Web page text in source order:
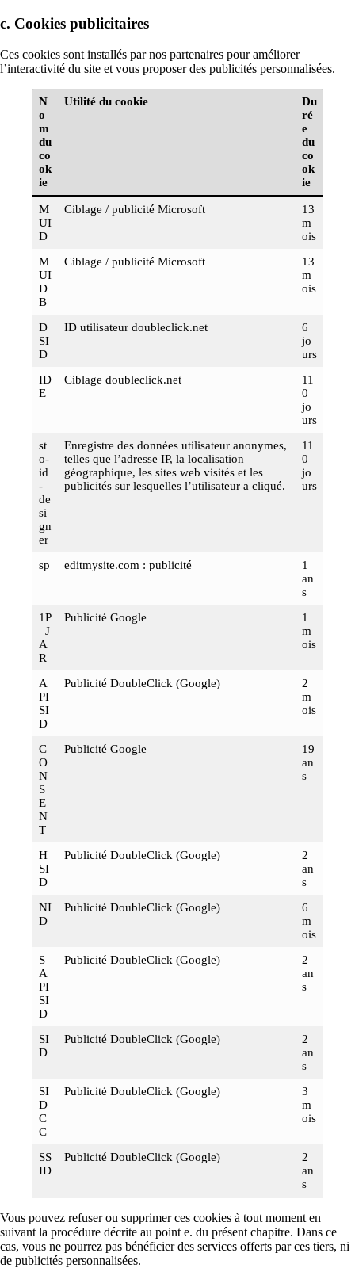
c. Cookies publicitaires
Ces cookies sont installés par nos partenaires pour améliorer
l’interactivité du site et vous proposer des publicités personnalisées.
N
o
m
du
co
ok
ie
Utilité du cookie
Du
ré
e
du
co
ok
ie
M
UI
D
Ciblage / publicité Microsoft
13
m
ois
M
UI
D
B
Ciblage / publicité Microsoft
13
m
ois
D
SI
D
ID utilisateur doubleclick.net
6
jo
urs
ID
E
Ciblage doubleclick.net
11
0
jo
urs
st
o-
id
-
de
si
gn
er
Enregistre des données utilisateur anonymes,
telles que l’adresse IP, la localisation
géographique, les sites web visités et les
publicités sur lesquelles l’utilisateur a cliqué.
11
0
jo
urs
sp editmysite.com : publicité
1
an
s
1P
_J
A
R
Publicité Google
1
m
ois
A
PI
SI
D
Publicité DoubleClick (Google)
2
m
ois
C
O
N
S
E
N
T
Publicité Google
19
an
s
H
SI
D
Publicité DoubleClick (Google)
2
an
s
NI
D
Publicité DoubleClick (Google)
6
m
ois
S
A
PI
SI
D
Publicité DoubleClick (Google)
2
an
s
SI
D
Publicité DoubleClick (Google)
2
an
s
SI
D
C
C
Publicité DoubleClick (Google)
3
m
ois
SS
ID
Publicité DoubleClick (Google)
2
an
s
Vous pouvez refuser ou supprimer ces cookies à tout moment en
suivant la procédure décrite au point e. du présent chapitre. Dans ce
cas, vous ne pourrez pas bénéficier des services offerts par ces tiers, ni
de publicités personnalisées.